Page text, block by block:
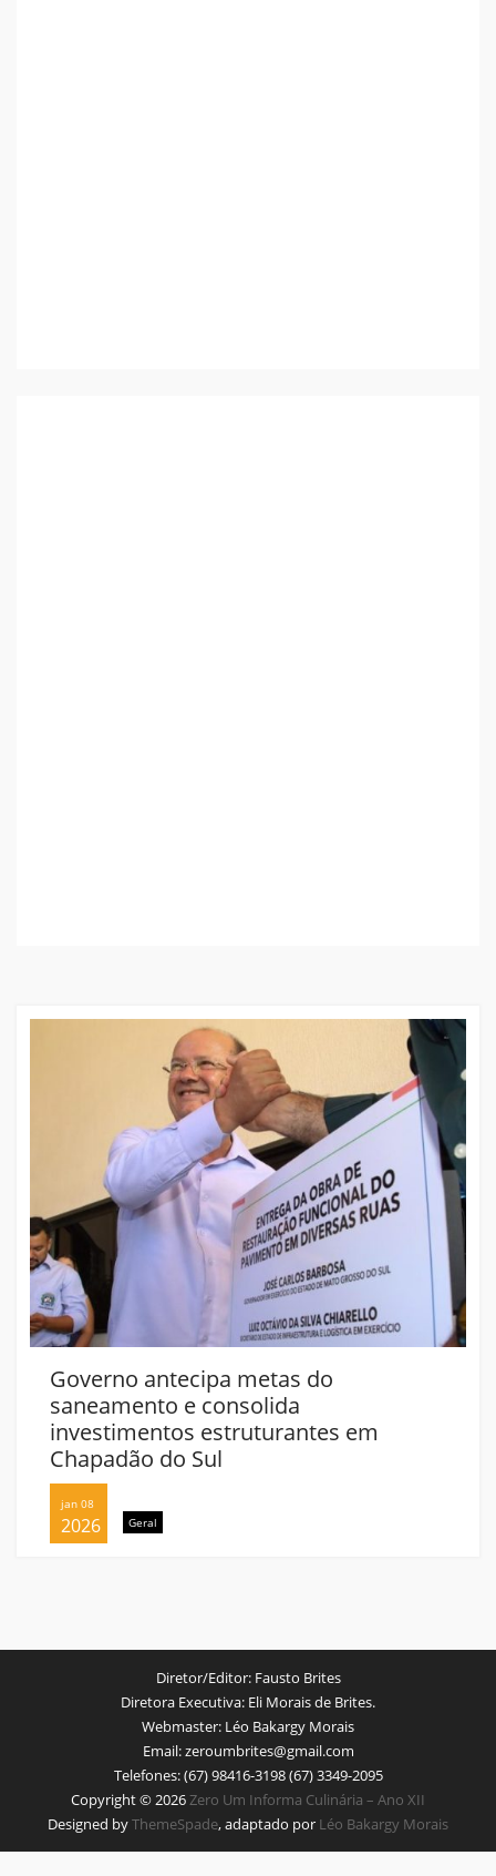
Governo antecipa metas do
saneamento e consolida
investimentos estruturantes em
Chapadão do Sul
jan 08
2026 Geral
Diretor/Editor:Fausto Brites
Diretora Executiva: Eli Morais de Brites.
Webmaster: Léo Bakargy Morais
Email:zeroumbrites@gmail.com
Telefones:(67) 98416-3198 (67) 3349-2095
Copyright © 2026Zero Um Informa Culinária – Ano XII
Designed byThemeSpade, adaptado por Léo Bakargy Morais